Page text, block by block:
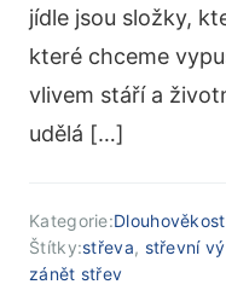
jídle jsou složky,
které chceme
vlivem stáří a
udělá […]
Kategorie:Dlouhověkost
Štítky:střeva, střevní
zánět střev